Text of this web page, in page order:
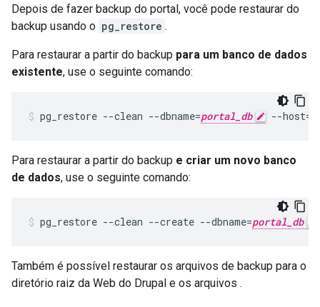
Depois de fazer backup do portal, você pode restaurar do
backup usando o pg_restore .
Para restaurar a partir do backup para um banco de dados
existente, use o seguinte comando:
pg_restore --clean --dbname=portal_db --
Para restaurar a partir do backup e criar um novo banco
de dados, use o seguinte comando:
pg_restore --clean --create --dbname=portal_db
Também é possível restaurar os arquivos de backup para o
diretório raiz da Web do Drupal e os arquivos .